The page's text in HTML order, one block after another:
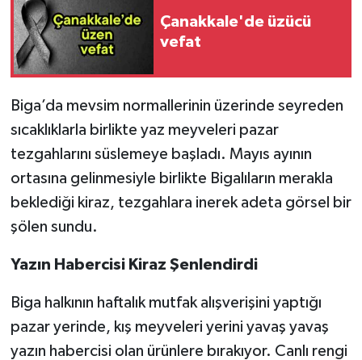
Çanakkale'de üzücü
vefat
Biga’da mevsim normallerinin üzerinde seyreden
sıcaklıklarla birlikte yaz meyveleri pazar
tezgahlarını süslemeye başladı. Mayıs ayının
ortasına gelinmesiyle birlikte Bigalıların merakla
beklediği kiraz, tezgahlara inerek adeta görsel bir
şölen sundu.
Yazın Habercisi Kiraz Şenlendirdi
Biga halkının haftalık mutfak alışverişini yaptığı
pazar yerinde, kış meyveleri yerini yavaş yavaş
yazın habercisi olan ürünlere bırakıyor. Canlı rengi
Sağlık
Siyaset
Tarım ve Ekonomi
Teknoloji
Ulusal